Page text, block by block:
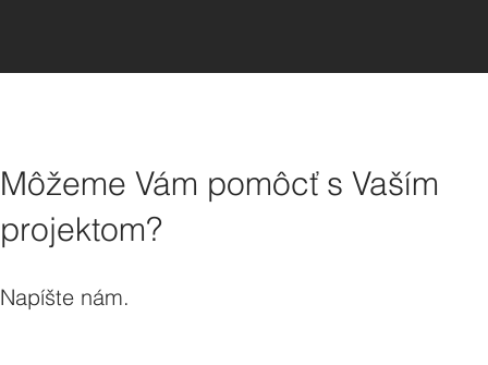
Môžeme Vám pomôcť s Vaším
projektom?
Napíšte nám.